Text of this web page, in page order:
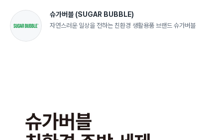
슈가버블 (SUGAR BUBBLE)
자연스러운 일상을 전하는 친환경 생활용품 브랜드 슈가버블